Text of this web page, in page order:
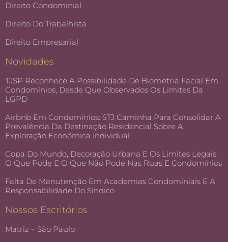
Direito Condominial
Direito Do Trabalhista
Direito Empresarial
Novidades
TJSP Reconhece A Possibilidade De Biometria Facial Em
Condomínios, Desde Que Observados Os Limites Da
LGPD
Airbnb Em Condomínios: STJ Caminha Para Consolidar A
Prevalência Da Destinação Residencial Sobre A
Exploração Econômica Individual
Copa Do Mundo, Decoração Urbana E Os Limites Legais:
O Que Pode E O Que Não Pode Nas Ruas E Condomínios
Falta De Manutenção Em Academias Condominiais E A
Responsabilidade Do Síndico
Nossos Escritórios
Matriz – São Paulo